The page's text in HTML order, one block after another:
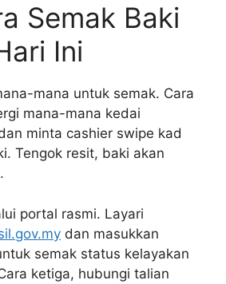
Semak Baki
Ini
mana untuk semak. Cara
mana-mana kedai
minta cashier swipe kad
Tengok resit, baki akan
portal rasmi. Layari
dan masukkan
semak status kelayakan
ketiga, hubungi talian